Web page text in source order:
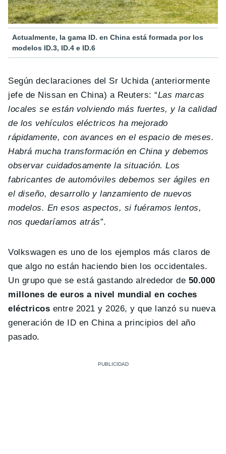
Actualmente, la gama ID. en China está formada por los
modelos ID.3, ID.4 e ID.6
Según declaraciones del Sr Uchida (anteriormente
jefe de Nissan en China) a Reuters: “Las marcas
locales se están volviendo más fuertes, y la calidad
de los vehículos eléctricos ha mejorado
rápidamente, con avances en el espacio de meses.
Habrá mucha transformación en China y debemos
observar cuidadosamente la situación. Los
fabricantes de automóviles debemos ser ágiles en
el diseño, desarrollo y lanzamiento de nuevos
modelos. En esos aspectos, si fuéramos lentos,
nos quedaríamos atrás”.
Volkswagen es uno de los ejemplos más claros de
que algo no están haciendo bien los occidentales.
Un grupo que se está gastando alrededor de 50.000
millones de euros a nivel mundial en coches
eléctricos entre 2021 y 2026, y que lanzó su nueva
generación de ID en China a principios del año
pasado.